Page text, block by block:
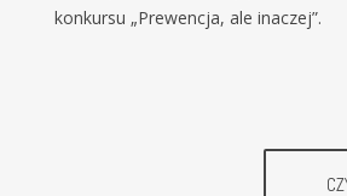
konkursu „Prewencja, ale inaczej”.